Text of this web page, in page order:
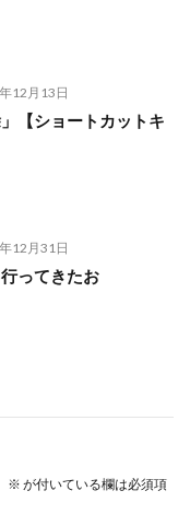
12月13日
」【ショートカットキ
12月31日
ってきたお
※ が付いている欄は必須項